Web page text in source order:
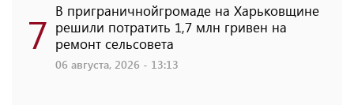
7 В приграничнойгромаде на Харьковщине
решили потратить 1,7 млн ​​гривен на
ремонт сельсовета
06 августа, 2026 - 13:13